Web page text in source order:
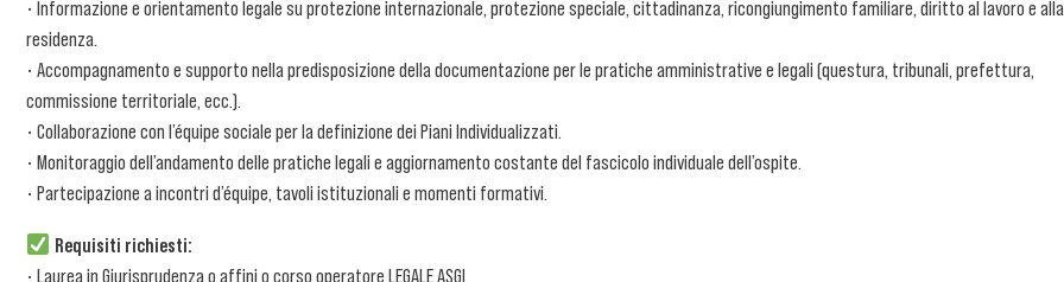
• Informazione e orientamento legale su protezione internazionale, protezione speciale, cittadinanza, ricongiungimento familiare, diritto al lavoro e alla
residenza.
• Accompagnamento e supporto nella predisposizione della documentazione per le pratiche amministrative e legali (questura, tribunali, prefettura,
commissione territoriale, ecc.).
• Collaborazione con l’équipe sociale per la definizione dei Piani Individualizzati.
• Monitoraggio dell’andamento delle pratiche legali e aggiornamento costante del fascicolo individuale dell’ospite.
• Partecipazione a incontri d’équipe, tavoli istituzionali e momenti formativi.
Requisiti richiesti:
• Laurea in Giurisprudenza o affini o corso operatore LEGALE ASGI